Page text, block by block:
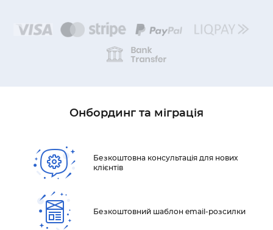
Онбординг та міграція
Безкоштовна консультація для нових
клієнтів
Безкоштовний шаблон email-розсилки